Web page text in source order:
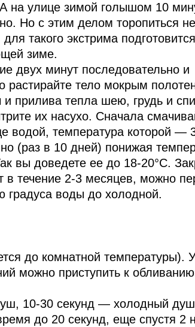
до комнатной температуры).
можно приступить к обливанию
10-30 секунд — холодный
до 20 секунд, еще спустя 2
на улице зимой голышом 10
Но с этим делом торопиться
такого экстрима
зиме.
двух минут последовательно и
растирайте тело мокрым
и прилива тепла шею, грудь и
их насухо. Сначала
водой, температура которой —
(раз в 10 дней) понижая
вы доведете ее до 18-20°C.
в течение 2-3 месяцев, можно
градуса воды до холодной.